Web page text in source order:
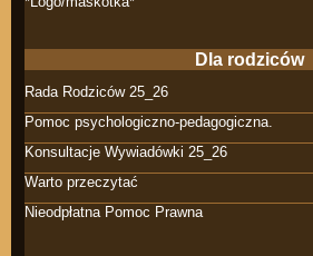
Dla rodziców
Rada Rodziców 25_26
Pomoc psychologiczno-pedagogiczna.
Konsultacje Wywiadówki 25_26
Warto przeczytać
Nieodpłatna Pomoc Prawna